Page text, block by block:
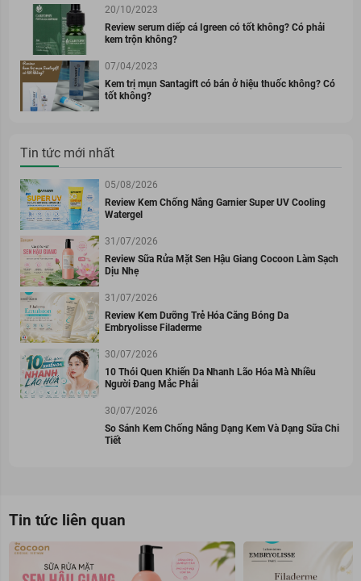
20/10/2023
Review serum diếp cá Igreen có tốt không? Có phải
kem trộn không?
07/04/2023
Kem trị mụn Santagift có bán ở hiệu thuốc không? Có
tốt không?
Tin tức mới nhất
05/08/2026
Review Kem Chống Nắng Garnier Super UV Cooling
Watergel
31/07/2026
Review Sữa Rửa Mặt Sen Hậu Giang Cocoon Làm Sạch
Dịu Nhẹ
31/07/2026
Review Kem Dưỡng Trẻ Hóa Căng Bóng Da
Embryolisse Filaderme
30/07/2026
10 Thói Quen Khiến Da Nhanh Lão Hóa Mà Nhiều
Người Đang Mắc Phải
30/07/2026
So Sánh Kem Chống Nắng Dạng Kem Và Dạng Sữa Chi
Tiết
Tin tức liên quan